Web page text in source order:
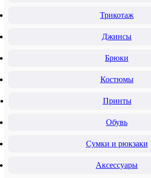
Трикотаж
Джинсы
Брюки
Костюмы
Принты
Обувь
Сумки и рюкзаки
Аксессуары